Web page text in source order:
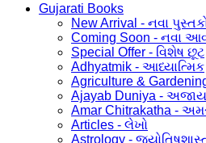
Gujarati Books
New Arrival - નવા
Coming Soon - નવા
Special Offer - વિશેષ છૂટ
Adhyatmik - આધ્યાત્મિક
Agriculture &
Ajayab Duniya -
Amar Chitrakatha -
Articles - લેખો
Astrology -